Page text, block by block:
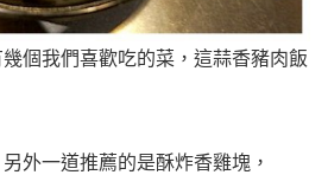
個我們喜歡吃的菜，這蒜香豬肉飯
外一道推薦的是酥炸香雞塊，